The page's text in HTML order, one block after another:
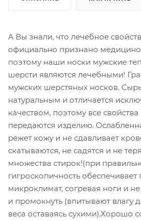
А Вы знали, что лечебное
официально признано
поэтому наши носки мужские
шерсти являются лечебными!
мужских шерстяных носков.
натуральным и отличается
качеством, поэтому все
передаются изделию.
режет кожу и не сдавливает
скатываются, не садятся и не
множества стирок!(при
гигроскопичность
микроклимат, согревая ноги и
и промокнуть (впитывают влагу
веса оставаясь сухими).Хорошо